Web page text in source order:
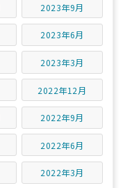
2023年9月
2023年6月
2023年3月
2022年12月
2022年9月
2022年6月
2022年3月